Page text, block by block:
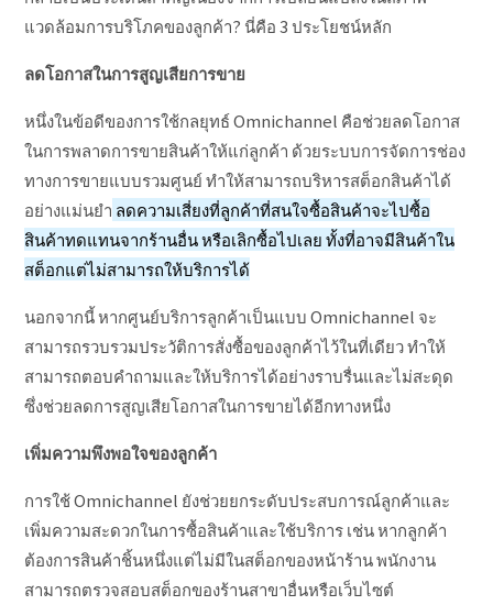
แวดล้อมการบริโภคของลูกค้า? นี่คือ 3 ประโยชน์หลัก
ลดโอกาสในการสูญเสียการขาย
หนึ่งในข้อดีของการใช้กลยุทธ์ Omnichannel คือช่วยลดโอกาส
ในการพลาดการขายสินค้าให้แก่ลูกค้า ด้วยระบบการจัดการช่อง
ทางการขายแบบรวมศูนย์ ทำให้สามารถบริหารสต็อกสินค้าได้
อย่างแม่นยำ ลดความเสี่ยงที่ลูกค้าที่สนใจซื้อสินค้าจะไปซื้อ
สินค้าทดแทนจากร้านอื่น หรือเลิกซื้อไปเลย ทั้งที่อาจมีสินค้าใน
สต็อกแต่ไม่สามารถให้บริการได้
นอกจากนี้ หากศูนย์บริการลูกค้าเป็นแบบ Omnichannel จะ
สามารถรวบรวมประวัติการสั่งซื้อของลูกค้าไว้ในที่เดียว ทำให้
สามารถตอบคำถามและให้บริการได้อย่างราบรื่นและไม่สะดุด
ซึ่งช่วยลดการสูญเสียโอกาสในการขายได้อีกทางหนึ่ง
เพิ่มความพึงพอใจของลูกค้า
การใช้ Omnichannel ยังช่วยยกระดับประสบการณ์ลูกค้าและ
เพิ่มความสะดวกในการซื้อสินค้าและใช้บริการ เช่น หากลูกค้า
ต้องการสินค้าชิ้นหนึ่งแต่ไม่มีในสต็อกของหน้าร้าน พนักงาน
สามารถตรวจสอบสต็อกของร้านสาขาอื่นหรือเว็บไซต์